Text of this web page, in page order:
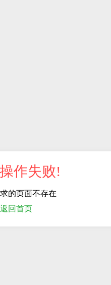
操作失败!
的页面不存在
返回首页